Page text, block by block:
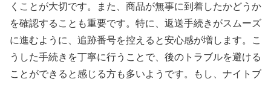
くことが大切です。また、商品が無事に到着したかどうか
を確認することも重要です。特に、返送手続きがスムーズ
に進むように、追跡番号を控えると安心感が増します。こ
うした手続きを丁寧に行うことで、後のトラブルを避ける
ことができると感じる方も多いようです。もし、ナイトブ